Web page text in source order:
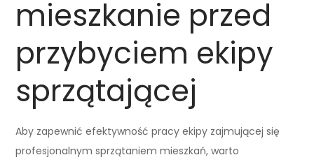
mieszkanie przed
przybyciem ekipy
sprzątającej
Aby zapewnić efektywność pracy ekipy zajmującej się
profesjonalnym sprzątaniem mieszkań, warto